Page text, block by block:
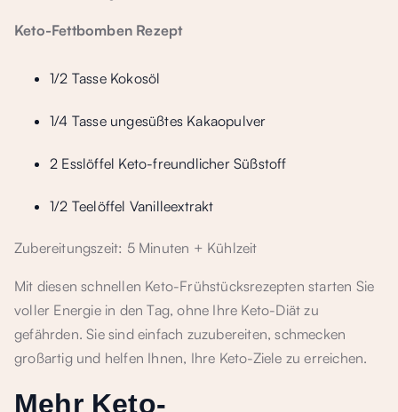
Keto-Fettbomben Rezept
1/2 Tasse Kokosöl
1/4 Tasse ungesüßtes Kakaopulver
2 Esslöffel Keto-freundlicher Süßstoff
1/2 Teelöffel Vanilleextrakt
Zubereitungszeit: 5 Minuten + Kühlzeit
Mit diesen schnellen Keto-Frühstücksrezepten starten Sie
voller Energie in den Tag, ohne Ihre Keto-Diät zu
gefährden. Sie sind einfach zuzubereiten, schmecken
großartig und helfen Ihnen, Ihre Keto-Ziele zu erreichen.
Mehr Keto-